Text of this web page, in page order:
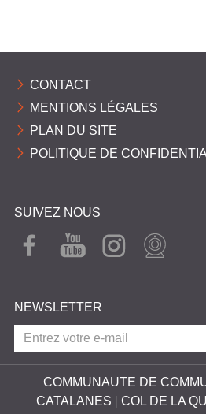
CONTACT
MENTIONS LÉGALES
PLAN DU SITE
POLITIQUE DE
SUIVEZ NOUS
FAC
EBO
YOU
TUB
INST
AGR
WEB
CAM
NEWSLETTER
COMMUNAUTE DE
CATALANES
COL DE LA